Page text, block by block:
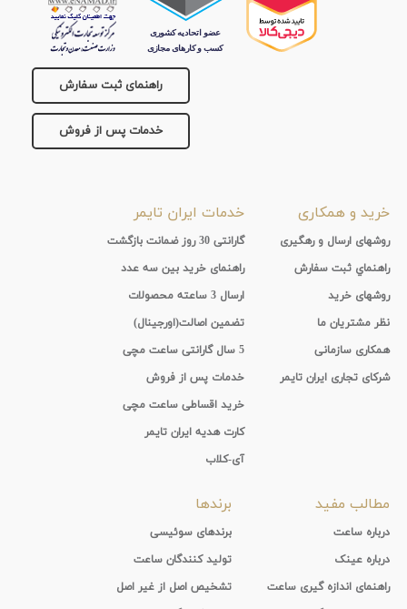
راهنمای ثبت سفارش
خدمات پس از فروش
خرید و همکاری
روشهای ارسال و رهگیری
راهنماي ثبت سفارش
روشهای خرید
نظر مشتریان ما
همکاری سازمانی
شرکای تجاری ایران تایمر
خدمات ایران تایمر
گارانتی 30 روز ضمانت بازگشت
راهنمای خرید بین سه عدد
ارسال 3 ساعته محصولات
تضمین اصالت(اورجینال)
5 سال گارانتی ساعت مچی
خدمات پس از فروش
خرید اقساطی ساعت مچی
کارت هدیه ایران تایمر
آی-کلاب
مطالب مفید
درباره ساعت
درباره عینک
راهنمای اندازه گیری ساعت
برندها
برندهای سوئیسی
تولید کنندگان ساعت
تشخیص اصل از غیر اصل